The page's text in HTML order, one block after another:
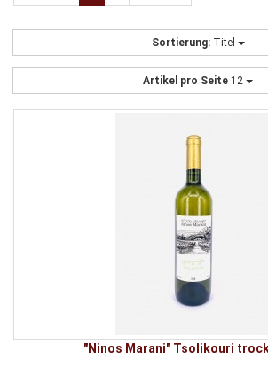
Sortierung: Titel
Artikel pro Seite 12
"Ninos Marani" Tsolikouri